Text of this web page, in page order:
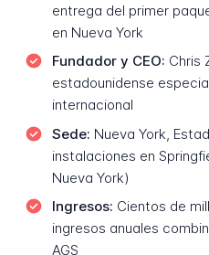
entrega del primer
en Nueva York
Fundador y CEO: Chris
estadounidense
internacional
Sede: Nueva York,
instalaciones en
Nueva York)
Ingresos: Cientos de
ingresos anuales
AGS